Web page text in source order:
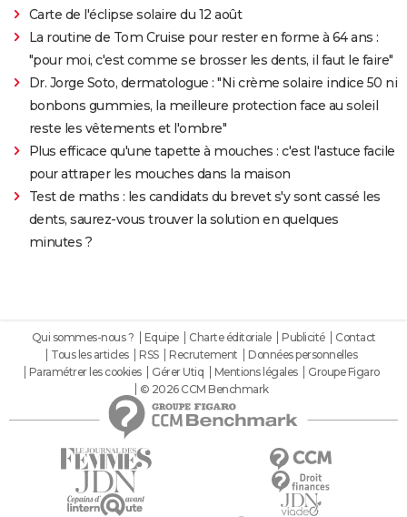
Carte de l'éclipse solaire du 12 août
La routine de Tom Cruise pour rester en forme à 64 ans :
"pour moi, c'est comme se brosser les dents, il faut le faire"
Dr. Jorge Soto, dermatologue : "Ni crème solaire indice 50 ni
bonbons gummies, la meilleure protection face au soleil
reste les vêtements et l'ombre"
Plus efficace qu'une tapette à mouches : c'est l'astuce facile
pour attraper les mouches dans la maison
Test de maths : les candidats du brevet s'y sont cassé les
dents, saurez-vous trouver la solution en quelques
minutes ?
Qui sommes-nous ? Equipe Charte éditoriale Publicité
Contact
Tous les articles
RSS Recrutement
Données personnelles
Paramétrer les cookies
Gérer Utiq Mentions légales
Groupe Figaro
© 2026 CCM Benchmark